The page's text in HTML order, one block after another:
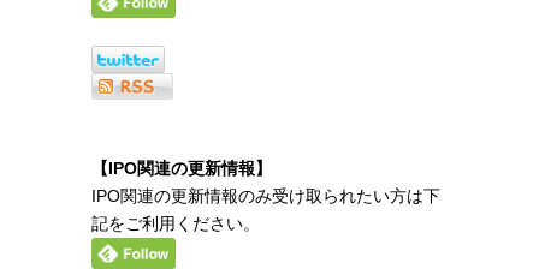
【IPO関連の更新情報】
IPO関連の更新情報のみ受け取られたい方は下
記をご利用ください。